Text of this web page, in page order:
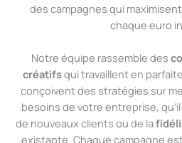
des campagnes qui
chaque euro
Notre équipe rassemble des
créatifsqui travaillent en
conçoivent des stratégies sur
besoins de votre entreprise, qu’il
de nouveaux clients ou de la
existante. Chaque campagne